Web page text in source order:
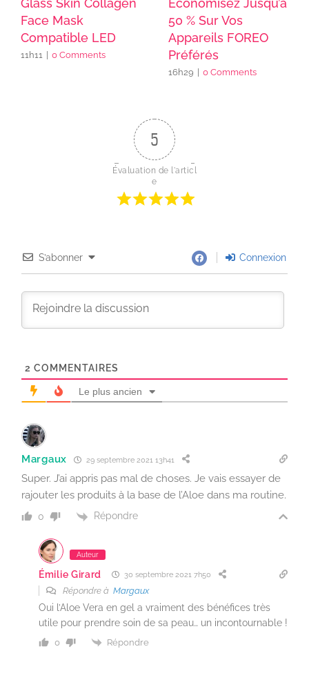
Glass Skin Collagen
Face Mask
Compatible LED
11h11 0 Comments
Économisez Jusqu’à
50 % Sur Vos
Appareils FOREO
Préférés
16h29 0 Comments
5
Évaluation de l'articl
e
S’abonner Connexion
2 COMMENTAIRES
Le plus ancien
Margaux 29 septembre 2021 13h41
Super. J’ai appris pas mal de choses. Je vais essayer de
rajouter les produits à la base de l’Aloe dans ma routine.
0 Répondre
Auteur
Émilie Girard 30 septembre 2021 7h50
Répondre à Margaux
Oui l’Aloe Vera en gel a vraiment des bénéfices très
utile pour prendre soin de sa peau… un incontournable !
0 Répondre